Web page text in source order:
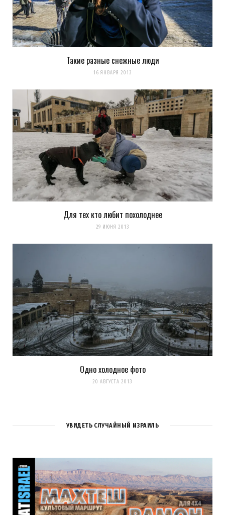
Такие разные снежные люди
16 ЯНВАРЯ 2013
Для тех кто любит похолоднее
29 ИЮНЯ 2013
Одно холодное фото
20 АВГУСТА 2013
УВИДЕТЬ СЛУЧАЙНЫЙ ИЗРАИЛЬ